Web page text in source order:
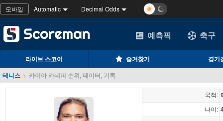
모바일 Automatic Decimal Odds
예측픽 축구
라이브 스코어 즐겨찾기
경기
테니스 > 카이아 카네피 순위, 데이터, 기록
국적:
나이: